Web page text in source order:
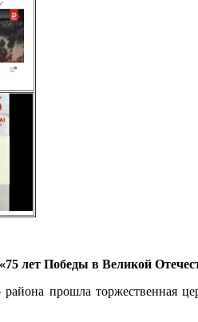
лет Победы в Великой
прошла торжественная